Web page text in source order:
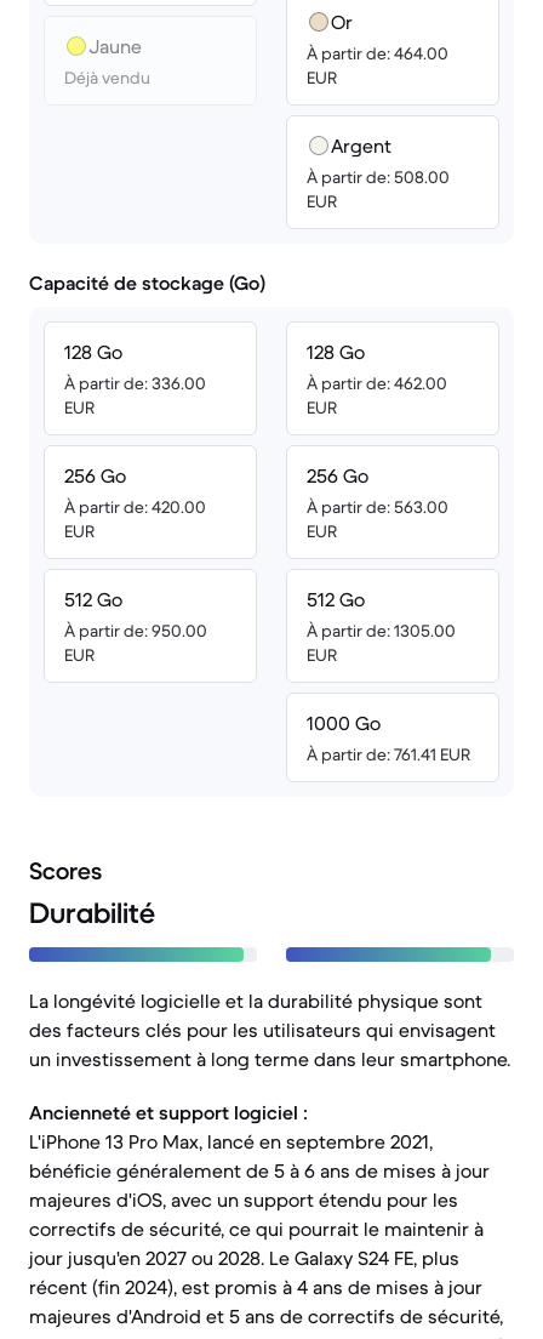
Jaune
Déjà vendu
Or
À partir de: 464.00
EUR
Argent
À partir de: 508.00
EUR
Capacité de stockage (Go)
128 Go
À partir de: 336.00
EUR
256 Go
À partir de: 420.00
EUR
512 Go
À partir de: 950.00
EUR
128 Go
À partir de: 462.00
EUR
256 Go
À partir de: 563.00
EUR
512 Go
À partir de: 1305.00
EUR
1000 Go
À partir de: 761.41 EUR
Scores
Durabilité
La longévité logicielle et la durabilité physique sont
des facteurs clés pour les utilisateurs qui envisagent
un investissement à long terme dans leur smartphone.
Ancienneté et support logiciel :
L'iPhone 13 Pro Max, lancé en septembre 2021,
bénéficie généralement de 5 à 6 ans de mises à jour
majeures d'iOS, avec un support étendu pour les
correctifs de sécurité, ce qui pourrait le maintenir à
jour jusqu'en 2027 ou 2028. Le Galaxy S24 FE, plus
récent (fin 2024), est promis à 4 ans de mises à jour
majeures d'Android et 5 ans de correctifs de sécurité,